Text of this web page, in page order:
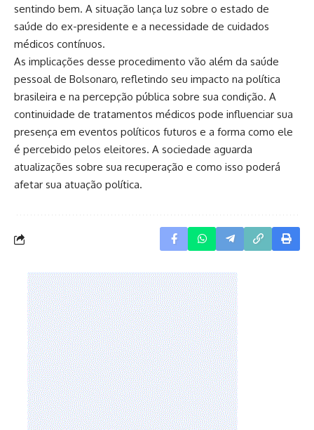
sentindo bem. A situação lança luz sobre o estado de
saúde do ex-presidente e a necessidade de cuidados
médicos contínuos.
As implicações desse procedimento vão além da saúde
pessoal de Bolsonaro, refletindo seu impacto na política
brasileira e na percepção pública sobre sua condição. A
continuidade de tratamentos médicos pode influenciar sua
presença em eventos políticos futuros e a forma como ele
é percebido pelos eleitores. A sociedade aguarda
atualizações sobre sua recuperação e como isso poderá
afetar sua atuação política.